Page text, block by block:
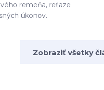
remeňa, reťaze
úkonov.
Zobraziť všetky